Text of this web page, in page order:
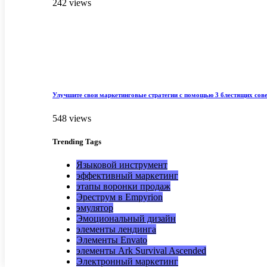
242 views
Улучшите свои маркетинговые стратегии с помощью 3 блестящих
548 views
Trending Tags
Языковой инструмент
эффективный маркетинг
этапы воронки продаж
Эреструм в Empyrion
эмулятор
Эмоциональный дизайн
элементы лендинга
Элементы Envato
элементы Ark Survival Ascended
Электронный маркетинг